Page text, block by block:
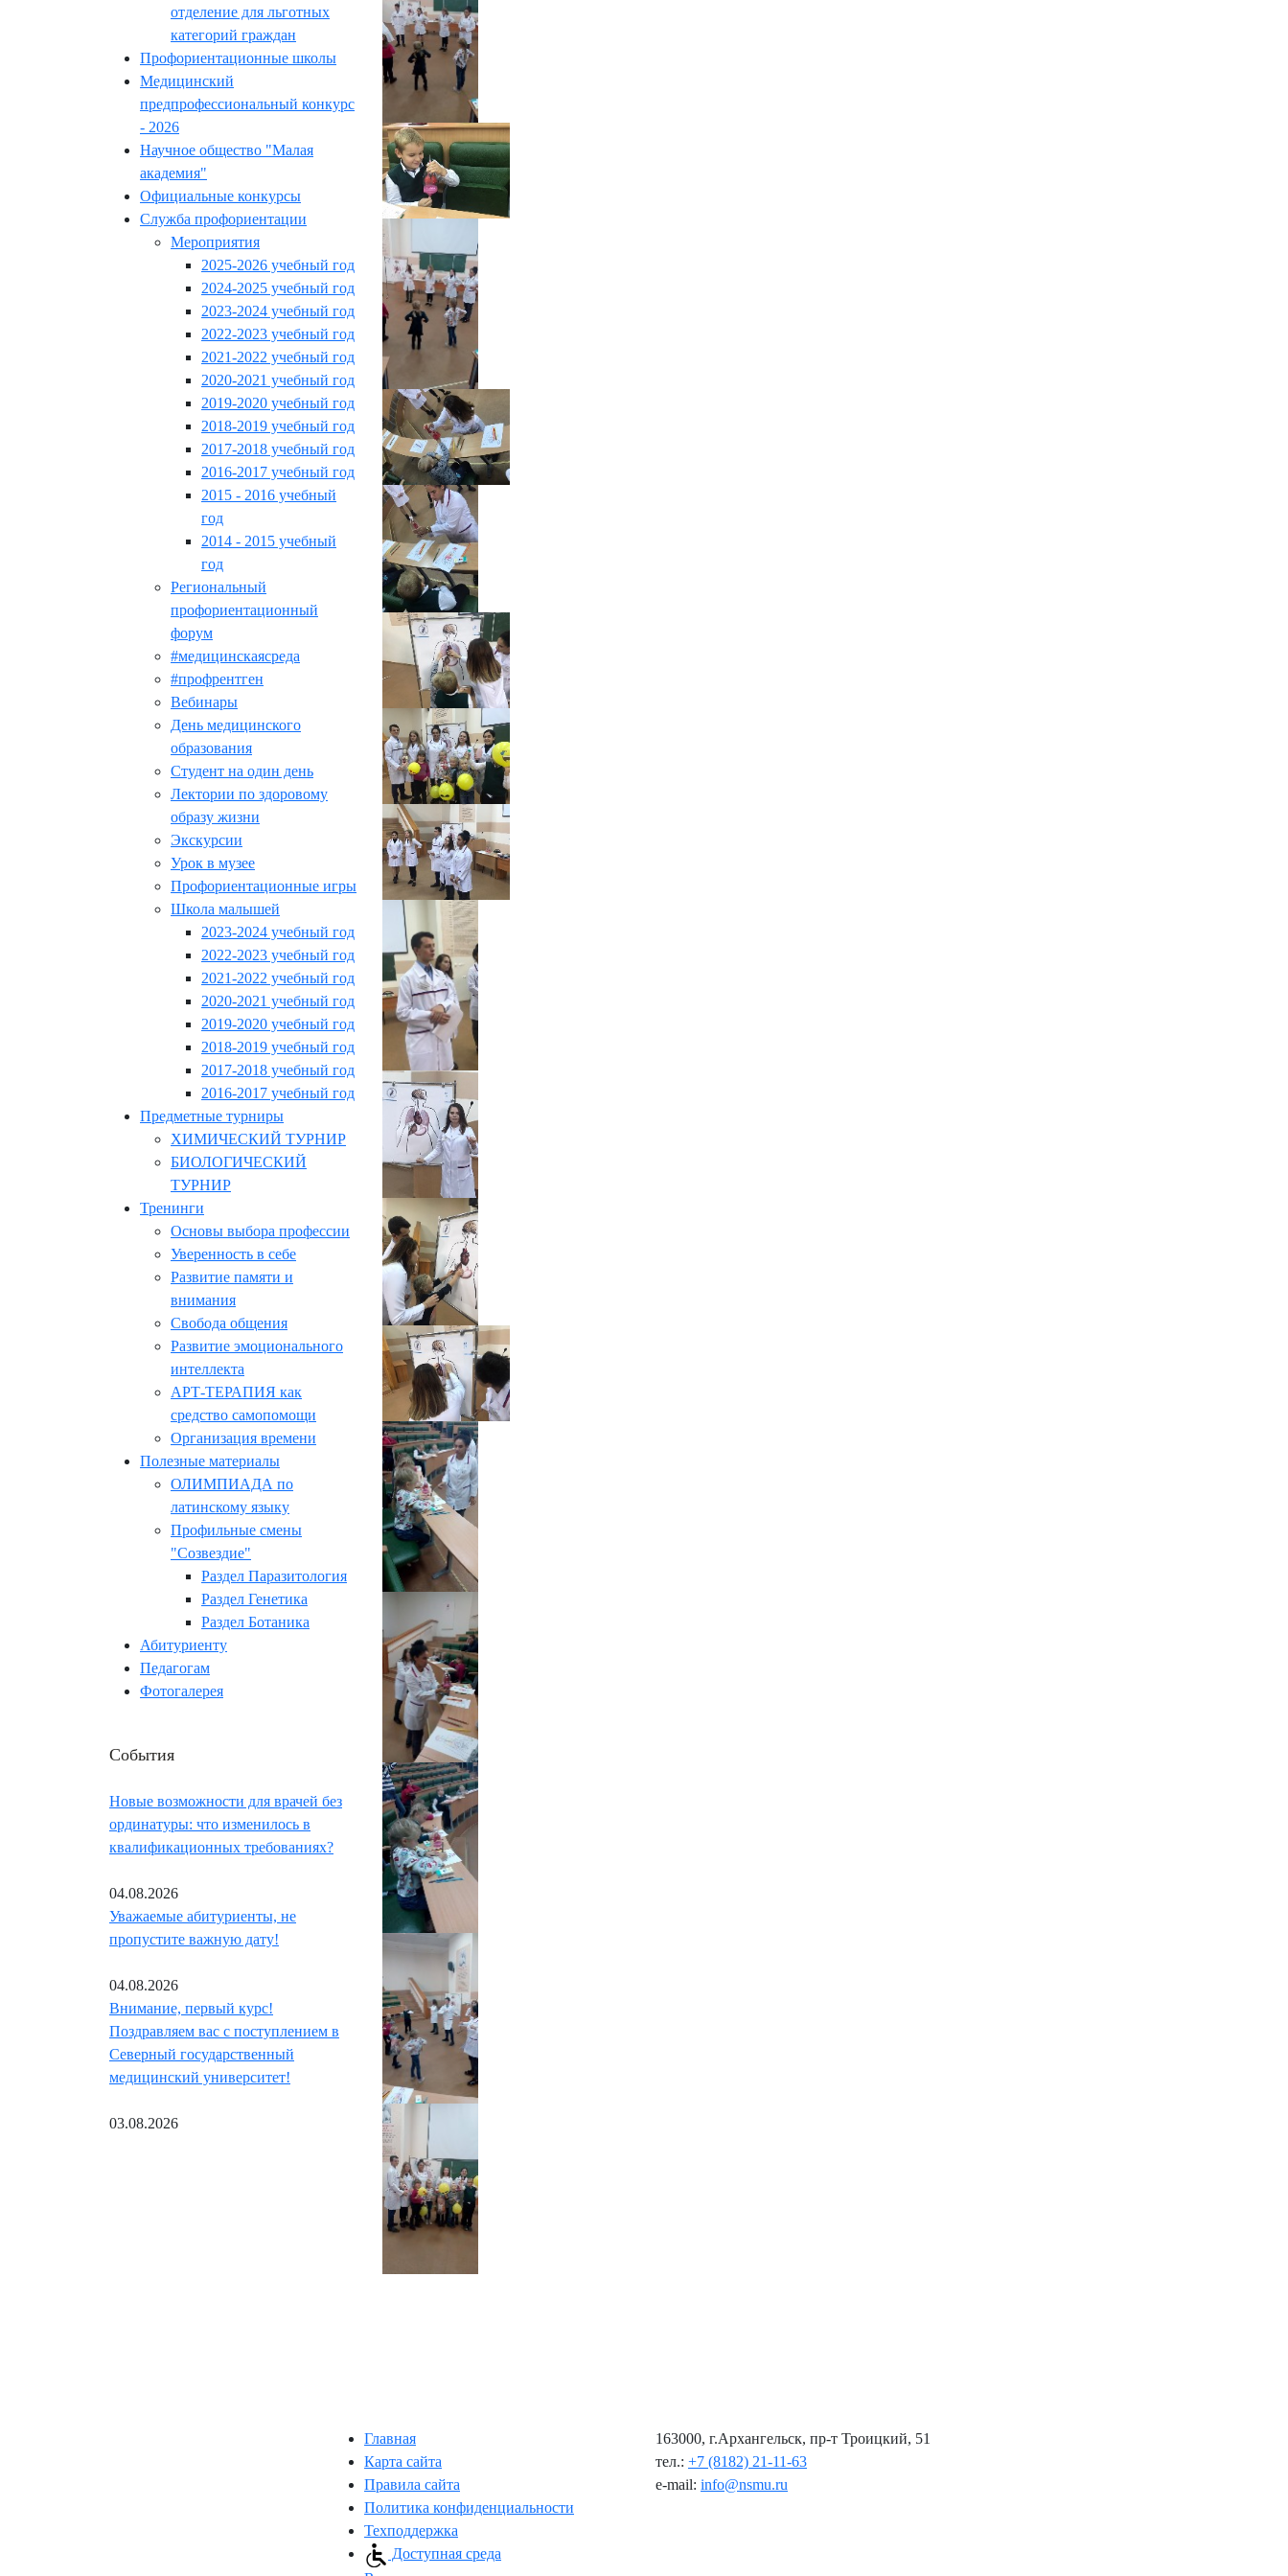
отделение для льготных
категорий граждан
Профориентационные школы
Медицинский
предпрофессиональный конкурс
- 2026
Научное общество "Малая
академия"
Официальные конкурсы
Служба профориентации
Мероприятия
2025-2026 учебный год
2024-2025 учебный год
2023-2024 учебный год
2022-2023 учебный год
2021-2022 учебный год
2020-2021 учебный год
2019-2020 учебный год
2018-2019 учебный год
2017-2018 учебный год
2016-2017 учебный год
2015 - 2016 учебный
год
2014 - 2015 учебный
год
Региональный
профориентационный
форум
#медицинскаясреда
#профрентген
Вебинары
День медицинского
образования
Студент на один день
Лектории по здоровому
образу жизни
Экскурсии
Урок в музее
Профориентационные игры
Школа малышей
2023-2024 учебный год
2022-2023 учебный год
2021-2022 учебный год
2020-2021 учебный год
2019-2020 учебный год
2018-2019 учебный год
2017-2018 учебный год
2016-2017 учебный год
Предметные турниры
ХИМИЧЕСКИЙ ТУРНИР
БИОЛОГИЧЕСКИЙ
ТУРНИР
Тренинги
Основы выбора профессии
Уверенность в себе
Развитие памяти и
внимания
Свобода общения
Развитие эмоционального
интеллекта
АРТ-ТЕРАПИЯ как
средство самопомощи
Организация времени
Полезные материалы
ОЛИМПИАДА по
латинскому языку
Профильные смены
"Созвездие"
Раздел Паразитология
Раздел Генетика
Раздел Ботаника
Абитуриенту
Педагогам
Фотогалерея
События
Новые возможности для врачей без
ординатуры: что изменилось в
квалификационных требованиях?
04.08.2026
Уважаемые абитуриенты, не
пропустите важную дату!
04.08.2026
Внимание, первый курс!
Поздравляем вас с поступлением в
Северный государственный
медицинский университет!
03.08.2026
Главная
Карта сайта
Правила сайта
Политика конфиденциальности
Техподдержка
Доступная среда
163000, г.Архангельск, пр-т Троицкий, 51
тел.: +7 (8182) 21-11-63
e-mail: info@nsmu.ru